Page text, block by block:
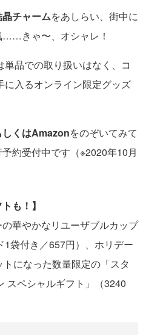
チャームをあしらい、街中に
……きゃ〜、オシャレ！
品での取り扱いはなく、コ
に入るオンライン限定グッズ
くはAmazonをのぞいてみて
約受付中です（※2020年10月
も！】
華やかなリユーザブルカップ
1袋付き／657円）、ホリデー
になった数量限定の「スタ
スペシャルギフト」（3240